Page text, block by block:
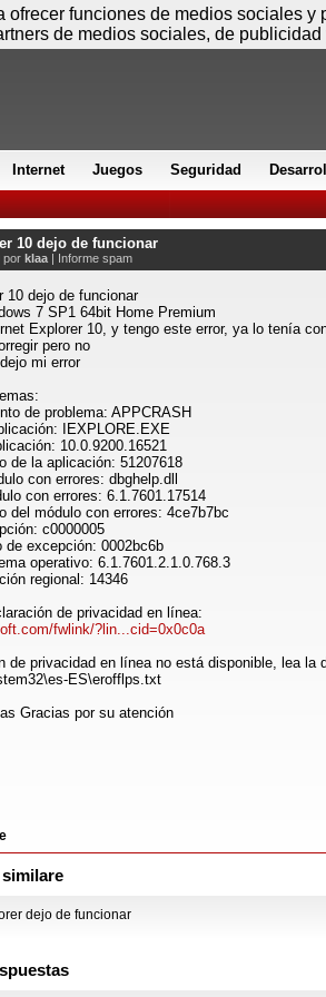
Internet Juegos Seguridad
10 dejo de funcionar
por klaa | Informe spam
10 dejo de funcionar
7 SP1 64bit Home Premium
Explorer 10, y tengo este error, ya lo tenía
pero no
mi error
de problema: APPCRASH
IEXPLORE.EXE
10.0.9200.16521
de la aplicación: 51207618
con errores: dbghelp.dll
con errores: 6.1.7601.17514
del módulo con errores: 4ce7b7bc
c0000005
de excepción: 0002bc6b
operativo: 6.1.7601.2.1.0.768.3
regional: 14346
de privacidad en línea:
fwlink/?lin...cid=0x0c0a
de privacidad en línea no está disponible, lea la
ES\erofflps.txt
Gracias por su atención
dejo de funcionar
funciones de medios sociales
de medios sociales, de